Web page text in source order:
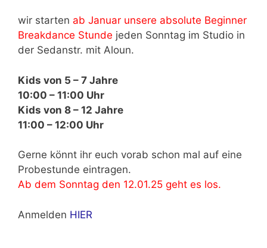
wir starten ab Januar unsere absolute Beginner
Breakdance Stunde jeden Sonntag im Studio in
der Sedanstr. mit Aloun.
Kids von 5 – 7 Jahre
10:00 – 11:00 Uhr
Kids von 8 – 12 Jahre
11:00 – 12:00 Uhr
Gerne könnt ihr euch vorab schon mal auf eine
Probestunde eintragen.
Ab dem Sonntag den 12.01.25 geht es los.
Anmelden HIER